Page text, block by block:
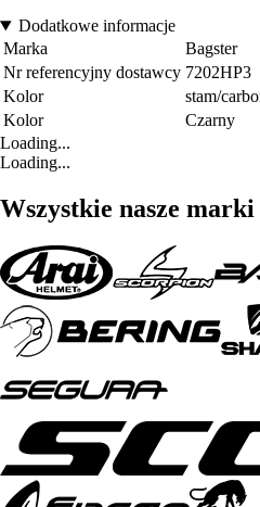
Dodatkowe informacje
Marka
Bagster
Nr referencyjny dostawcy 7202HP3
Kolor
stam/
Kolor
Czarny
Loading...
Loading...
Wszystkie nasze marki